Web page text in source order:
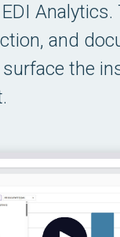
Analytics.
and
the